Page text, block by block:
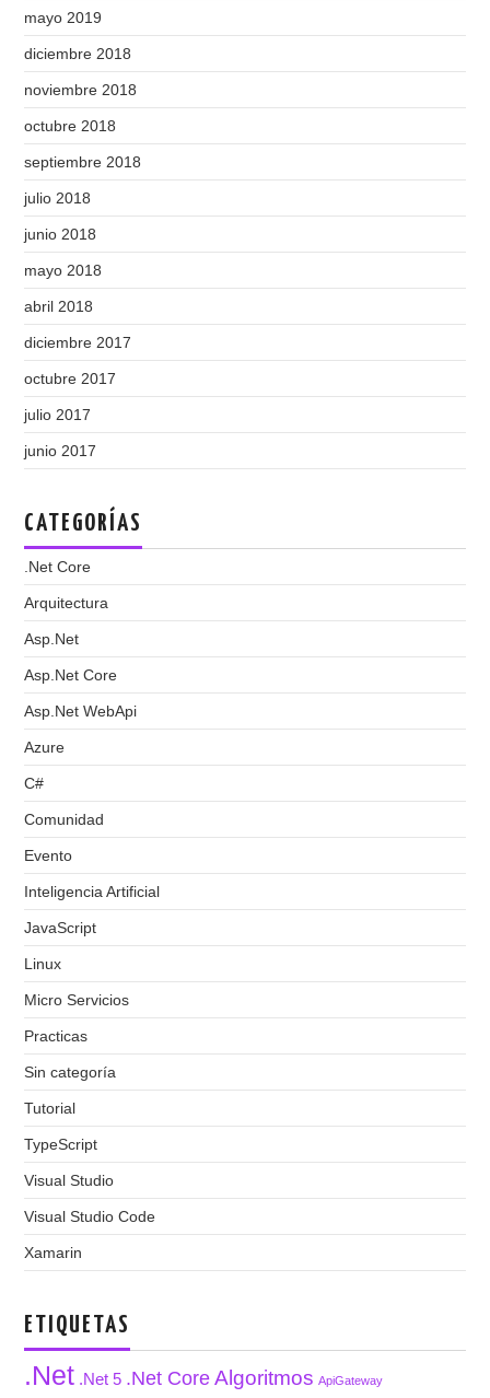
mayo 2019
diciembre 2018
noviembre 2018
octubre 2018
septiembre 2018
julio 2018
junio 2018
mayo 2018
abril 2018
diciembre 2017
octubre 2017
julio 2017
junio 2017
CATEGORÍAS
.Net Core
Arquitectura
Asp.Net
Asp.Net Core
Asp.Net WebApi
Azure
C#
Comunidad
Evento
Inteligencia Artificial
JavaScript
Linux
Micro Servicios
Practicas
Sin categoría
Tutorial
TypeScript
Visual Studio
Visual Studio Code
Xamarin
ETIQUETAS
.Net .Net 5 .Net Core Algoritmos ApiGateway